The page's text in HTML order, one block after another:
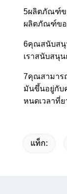
5ผลิตภัณฑ์ข
ผลิตภัณฑ์ขอ
6คุณสนับสนุ
เราสนับสนุ
7คุณสามาร
มันขึ้นอยู่กับ
หนดเวลาที่ย
แท็ก: